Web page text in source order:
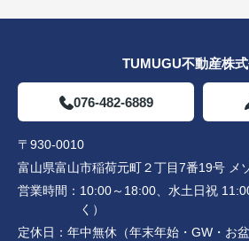
TUMUGU不動産株
076-482-6889
〒930-0010
富山県富山市稲荷元町２丁目7番19号 メ
営業時間： 10:00～18:00、水土日祝
く）
定休日： 年中無休（年末年始・GW・お盆